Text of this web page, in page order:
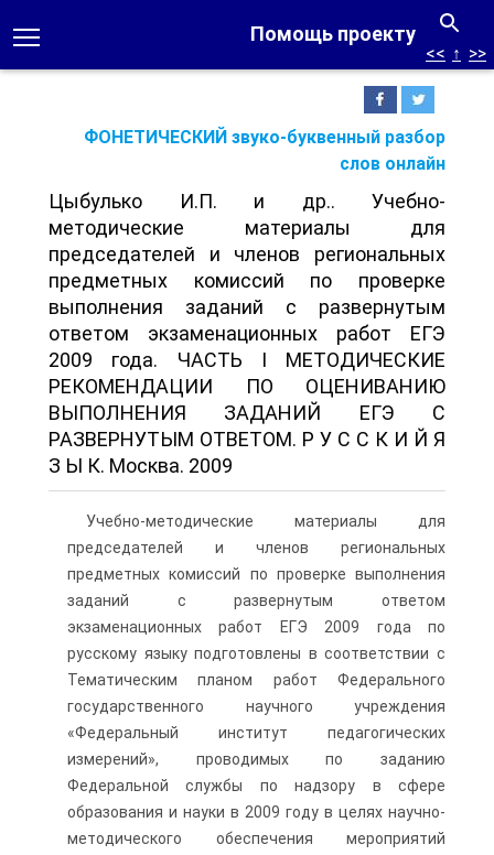
Помощь проекту
ФОНЕТИЧЕСКИЙ звуко-буквенный разбор
слов онлайн
<< ↑ >>
Цыбулько И.П. и др.. Учебно-
методические материалы для
председателей и членов региональных
предметных комиссий по проверке
выполнения заданий с развернутым
ответом экзаменационных работ ЕГЭ
2009 года. ЧАСТЬ I МЕТОДИЧЕСКИЕ
РЕКОМЕНДАЦИИ ПО ОЦЕНИВАНИЮ
ВЫПОЛНЕНИЯ ЗАДАНИЙ ЕГЭ С
РАЗВЕРНУТЫМ ОТВЕТОМ. Р У С С К И Й Я
З Ы К. Москва. 2009
Учебно-методические материалы для
председателей и членов региональных
предметных комиссий по проверке выполнения
заданий с развернутым ответом
экзаменационных работ ЕГЭ 2009 года по
русскому языку подготовлены в соответствии с
Тематическим планом работ Федерального
государственного научного учреждения
«Федеральный институт педагогических
измерений», проводимых по заданию
Федеральной службы по надзору в сфере
образования и науки в 2009 году в целях научно-
методического обеспечения мероприятий